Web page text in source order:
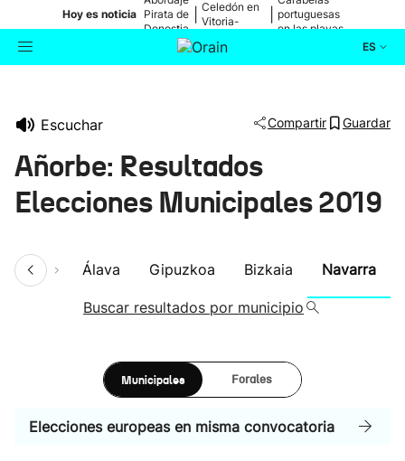
Hoy es noticia Pirata de
Donostia
Celedón en
Vitoria-
portuguesas
en las playas
ES
Cultura
Escuchar Compartir Guardar
Añorbe: Resultados
Elecciones Municipales 2019
Álava Gipuzkoa Bizkaia Navarra
Buscar resultados por municipio
Municipales Forales
Elecciones europeas en misma convocatoria